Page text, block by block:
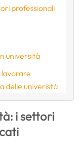
professionali
università
delle univeristà
i settori